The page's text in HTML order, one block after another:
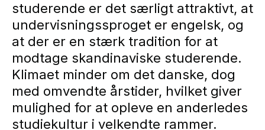
studerende er det særligt attraktivt, at
undervisningssproget er engelsk, og
at der er en stærk tradition for at
modtage skandinaviske studerende.
Klimaet minder om det danske, dog
med omvendte årstider, hvilket giver
mulighed for at opleve en anderledes
studiekultur i velkendte rammer.